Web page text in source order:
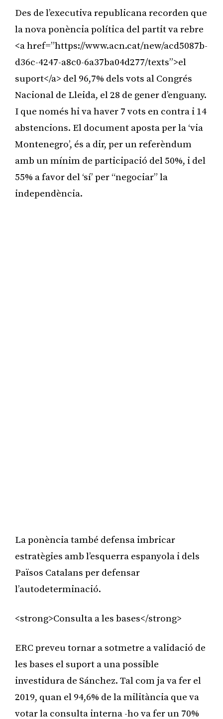
Des de l’executiva republicana recorden que
la nova ponència política del partit va rebre
<a href=”https://www.acn.cat/new/acd5087b-
d36c-4247-a8c0-6a37ba04d277/texts”>el
suport</a> del 96,7% dels vots al Congrés
Nacional de Lleida, el 28 de gener d’enguany.
I que només hi va haver 7 vots en contra i 14
abstencions. El document aposta per la ‘via
Montenegro’, és a dir, per un referèndum
amb un mínim de participació del 50%, i del
55% a favor del ‘sí’ per “negociar” la
independència.
La ponència també defensa imbricar
estratègies amb l’esquerra espanyola i dels
Països Catalans per defensar
l’autodeterminació.
<strong>Consulta a les bases</strong>
ERC preveu tornar a sotmetre a validació de
les bases el suport a una possible
investidura de Sánchez. Tal com ja va fer el
2019, quan el 94,6% de la militància que va
votar la consulta interna -ho va fer un 70%